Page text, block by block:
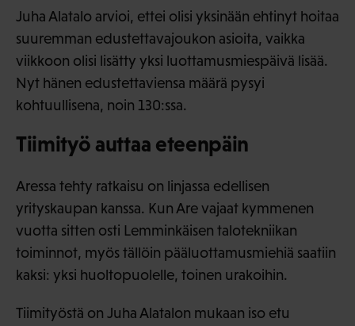
Juha Alatalo arvioi, ettei olisi yksinään ehtinyt hoitaa
suuremman edustettavajoukon asioita, vaikka
viikkoon olisi lisätty yksi luottamusmiespäivä lisää.
Nyt hänen edustettaviensa määrä pysyi
kohtuullisena, noin 130:ssa.
Tiimityö auttaa eteenpäin
Aressa tehty ratkaisu on linjassa edellisen
yrityskaupan kanssa. Kun Are vajaat kymmenen
vuotta sitten osti Lemminkäisen talotekniikan
toiminnot, myös tällöin pääluottamusmiehiä saatiin
kaksi: yksi huoltopuolelle, toinen urakoihin.
Tiimityöstä on Juha Alatalon mukaan iso etu